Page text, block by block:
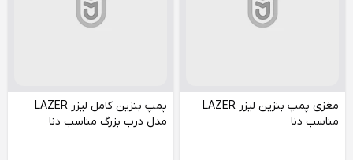
مغزی پمپ بنزین لیزر LAZER
مناسب دنا
پمپ بنزین کامل لیزر LAZER
مدل درب بزرگ مناسب دنا